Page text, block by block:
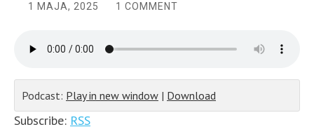
1 MAJA, 2025 1 COMMENT
Podcast: Play in new window | Download
Subscribe: RSS